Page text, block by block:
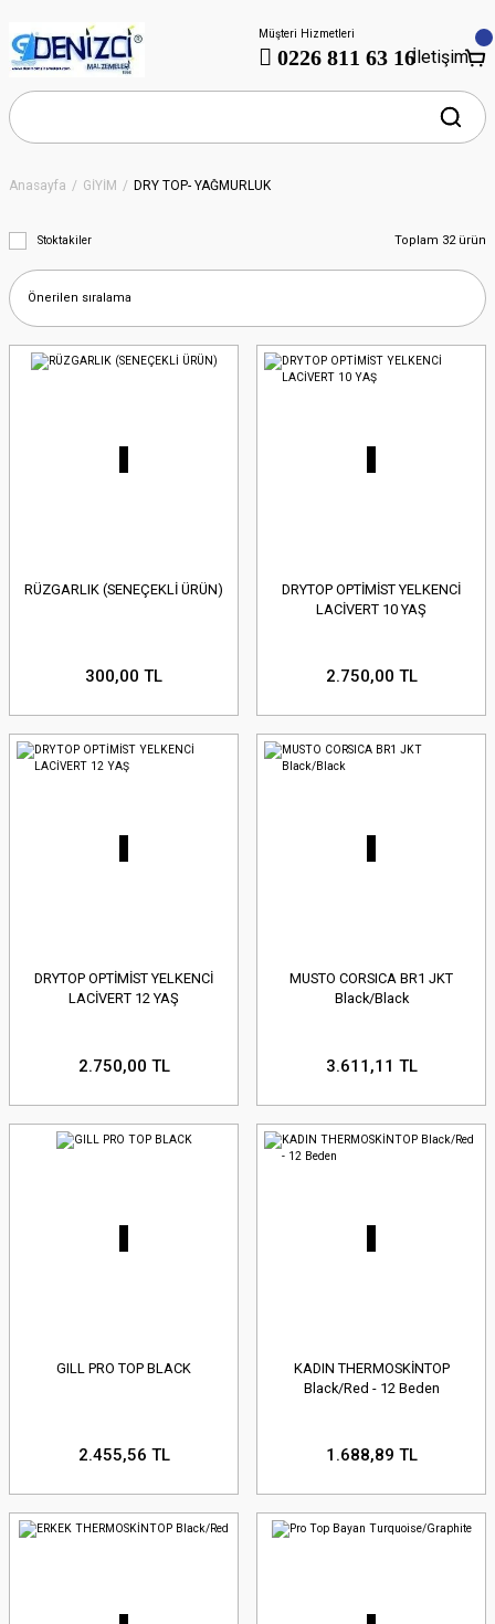
Müşteri Hizmetleri
0226 811 63 16İletişim
Anasayfa GİYİM DRY TOP- YAĞMURLUK
Stoktakiler Toplam 32 ürün
RÜZGARLIK (SENEÇEKLİ ÜRÜN)
300,00 TL
DRYTOP OPTİMİST YELKENCİ
LACİVERT 10 YAŞ
2.750,00 TL
DRYTOP OPTİMİST YELKENCİ
LACİVERT 12 YAŞ
2.750,00 TL
MUSTO CORSICA BR1 JKT
Black/Black
3.611,11 TL
GILL PRO TOP BLACK
2.455,56 TL
KADIN THERMOSKİNTOP
Black/Red - 12 Beden
1.688,89 TL